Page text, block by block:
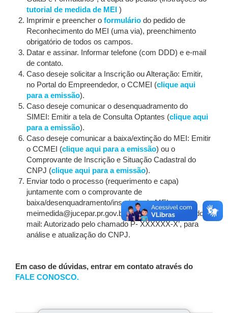
tutorial de medida de MEI )
Imprimir e preencher oformulário do pedido de
Reconhecimento do MEI (uma via), preenchimento
obrigatório de todos os campos.
Datar e assinar. Informar telefone (com DDD) e e-mail
de contato.
Caso deseje solicitar a Inscrição ou Alteração: Emitir,
no Portal do Empreendedor, o CCMEI (clique aqui
para a emissão).
Caso deseje comunicar o desenquadramento do
SIMEI: Emitir a tela de Consulta Optantes (clique aqui
para a emissão).
Caso deseje comunicar a baixa/extinção do MEI: Emitir
o CCMEI (clique aqui para a emissão) ou o
Comprovante de Inscrição e Situação Cadastral do
CNPJ (clique aqui para a emissão).
Enviar todo o processo (requerimento e capa)
juntamente com o comprovante de
baixa/desenquadramento/inscrição do MEI para
meimedida@jucepar.pr.gov.br. Colocar no assunto do e-
mail: Autorizado pelo chamado P- XXXXXX-X’, para
análise e atualização do CNPJ.
Em caso de dúvidas, entrar em contato através do
FALE CONOSCO.